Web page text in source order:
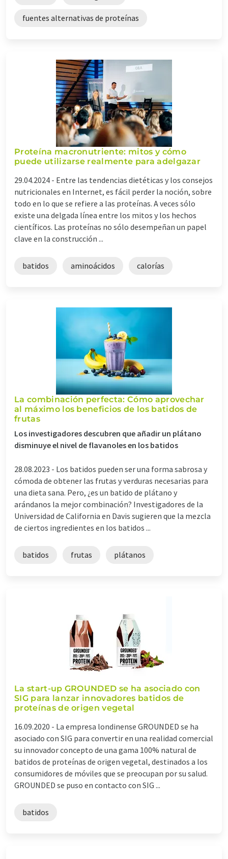
fuentes alternativas de proteínas
Proteína macronutriente: mitos y cómo
puede utilizarse realmente para adelgazar
29.04.2024 - Entre las tendencias dietéticas y los consejos
nutricionales en Internet, es fácil perder la noción, sobre
todo en lo que se refiere a las proteínas. A veces sólo
existe una delgada línea entre los mitos y los hechos
científicos. Las proteínas no sólo desempeñan un papel
clave en la construcción ...
batidos aminoácidos calorías
La combinación perfecta: Cómo aprovechar
al máximo los beneficios de los batidos de
frutas
Los investigadores descubren que añadir un plátano
disminuye el nivel de flavanoles en los batidos
28.08.2023 - Los batidos pueden ser una forma sabrosa y
cómoda de obtener las frutas y verduras necesarias para
una dieta sana. Pero, ¿es un batido de plátano y
arándanos la mejor combinación? Investigadores de la
Universidad de California en Davis sugieren que la mezcla
de ciertos ingredientes en los batidos ...
batidos frutas plátanos
La start-up GROUNDED se ha asociado con
SIG para lanzar innovadores batidos de
proteínas de origen vegetal
16.09.2020 - La empresa londinense GROUNDED se ha
asociado con SIG para convertir en una realidad comercial
su innovador concepto de una gama 100% natural de
batidos de proteínas de origen vegetal, destinados a los
consumidores de móviles que se preocupan por su salud.
GROUNDED se puso en contacto con SIG ...
batidos